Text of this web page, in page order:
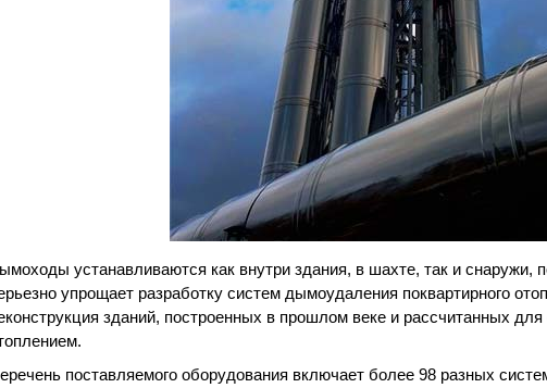
устанавливаются как внутри здания, в шахте, так и снаружи,
упрощает разработку систем дымоудаления поквартирного
зданий, построенных в прошлом веке и рассчитанных
поставляемого оборудования включает более 98 разных